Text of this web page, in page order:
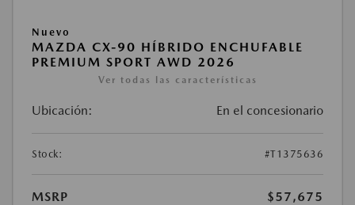
Nuevo
MAZDA CX-90 HÍBRIDO ENCHUFABLE
PREMIUM SPORT AWD 2026
Ver todas las características
Ubicación: En el concesionario
Stock: #T1375636
MSRP
$57,675